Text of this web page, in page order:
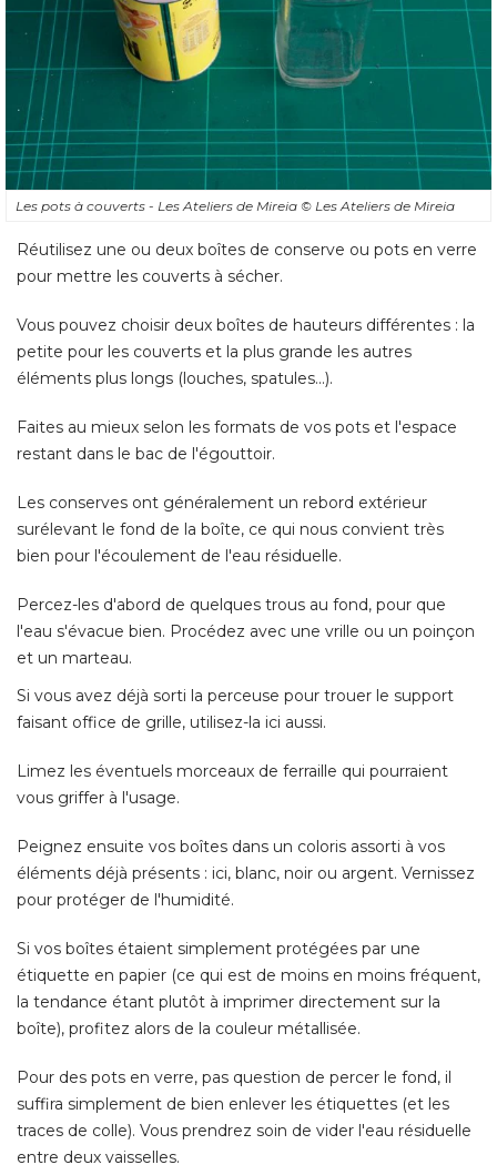
Les pots à couverts - Les Ateliers de Mireia © Les Ateliers de Mireia
Réutilisez une ou deux boîtes de conserve ou pots en verre
pour mettre les couverts à sécher.
Vous pouvez choisir deux boîtes de hauteurs différentes : la
petite pour les couverts et la plus grande les autres
éléments plus longs (louches, spatules...).
Faites au mieux selon les formats de vos pots et l'espace
restant dans le bac de l'égouttoir.
Les conserves ont généralement un rebord extérieur
surélevant le fond de la boîte, ce qui nous convient très
bien pour l'écoulement de l'eau résiduelle.
Percez-les d'abord de quelques trous au fond, pour que
l'eau s'évacue bien. Procédez avec une vrille ou un poinçon
et un marteau.
Si vous avez déjà sorti la perceuse pour trouer le support
faisant office de grille, utilisez-la ici aussi.
Limez les éventuels morceaux de ferraille qui pourraient
vous griffer à l'usage.
Peignez ensuite vos boîtes dans un coloris assorti à vos
éléments déjà présents : ici, blanc, noir ou argent. Vernissez
pour protéger de l'humidité.
Si vos boîtes étaient simplement protégées par une
étiquette en papier (ce qui est de moins en moins fréquent,
la tendance étant plutôt à imprimer directement sur la
boîte), profitez alors de la couleur métallisée.
Pour des pots en verre, pas question de percer le fond, il
suffira simplement de bien enlever les étiquettes (et les
traces de colle). Vous prendrez soin de vider l'eau résiduelle
entre deux vaisselles.